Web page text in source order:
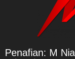
Penafian: M